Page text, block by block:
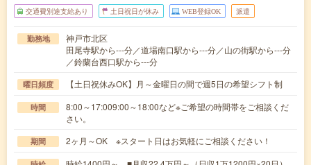
交通費別途支給あり 土日祝日が休み WEB登録OK 派遣
勤務地
神戸市北区
田尾寺駅から---分／道場南口駅から---分／山の街駅から---分
／鈴蘭台西口駅から---分
曜日頻度 【土日祝休みOK】月～金曜日の間で週5日の希望シフト制
時間
8:00～17:009:00～18:00など※ご希望の時間帯をご相談くだ
さい。
期間 2ヶ月～OK ※スタート日はお気軽にご相談ください！